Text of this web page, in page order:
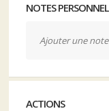
NOTES
Ajouter une
ACTIONS